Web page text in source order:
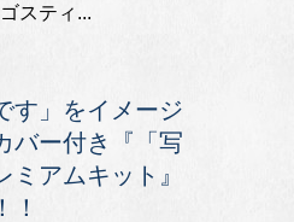
スティ...
す」をイメージ
バー付き『「写
ミアムキット』
！